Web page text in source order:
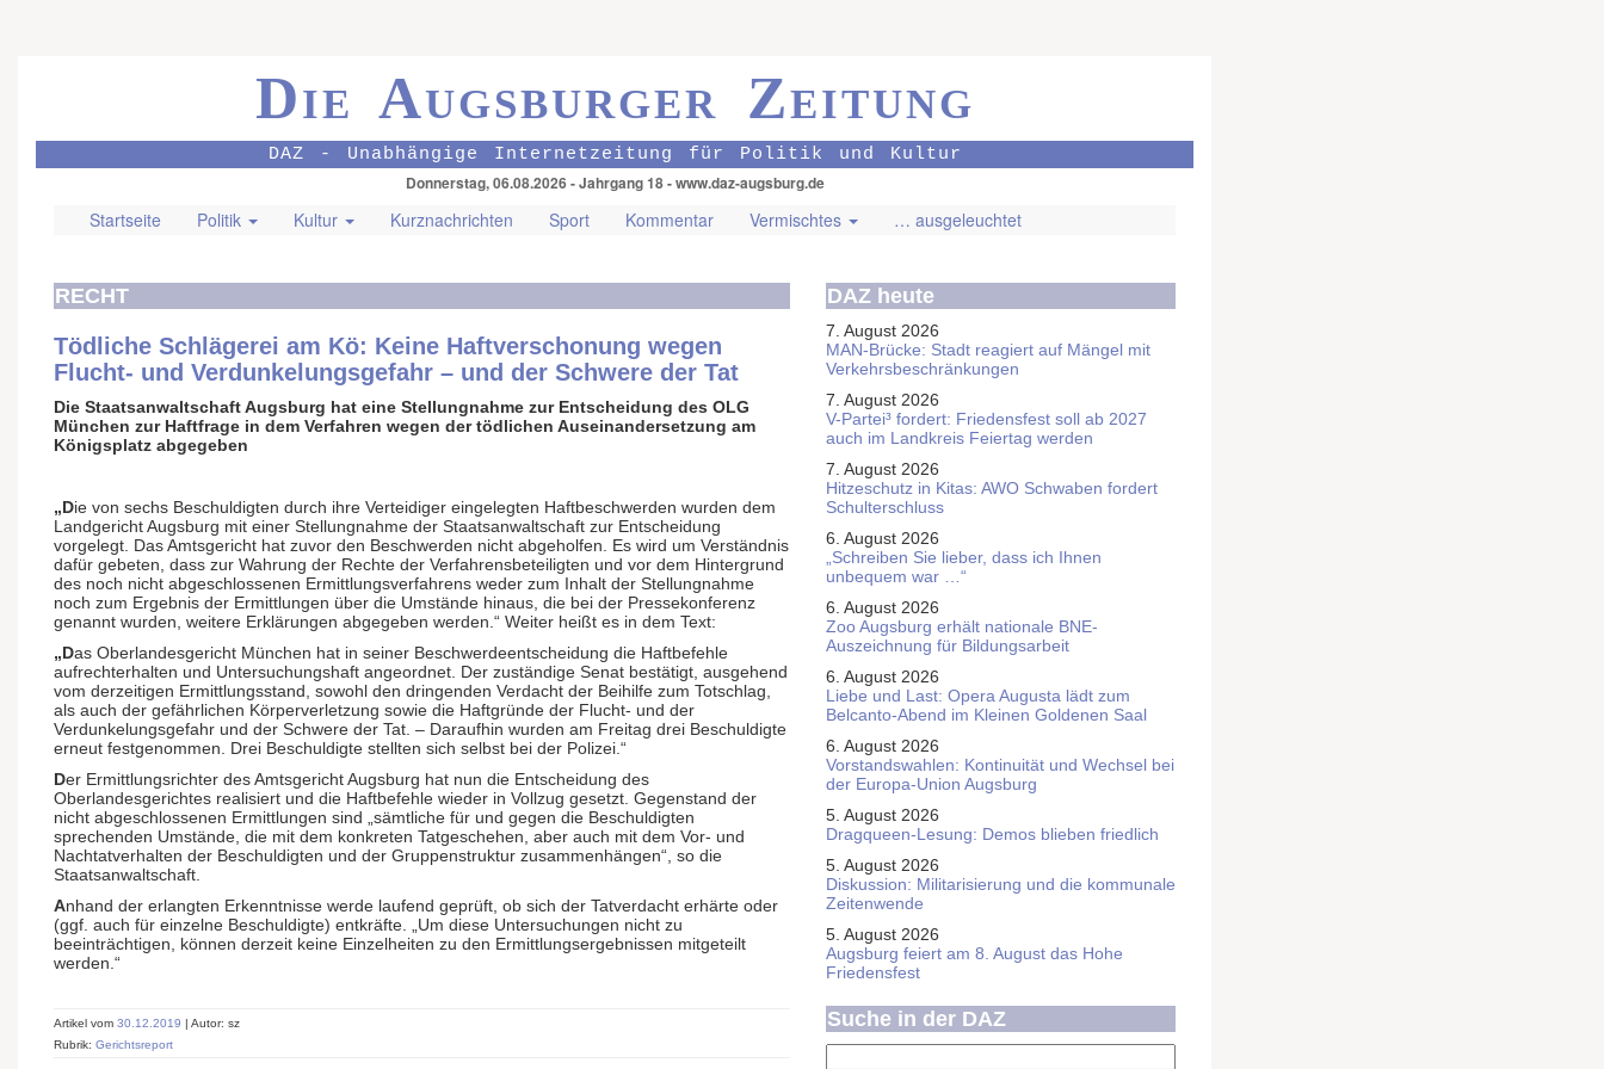
Die Augsburger Zeitung
DAZ - Unabhängige Internetzeitung für Politik und Kultur
Donnerstag, 06.08.2026 - Jahrgang 18 - www.daz-augsburg.de
Startseite Politik Kultur Kurznachrichten Sport Kommentar Vermischtes … ausgeleuchtet
RECHT
Tödliche Schlägerei am Kö: Keine Haftverschonung wegen
Flucht- und Verdunkelungsgefahr – und der Schwere der Tat
Die Staatsanwaltschaft Augsburg hat eine Stellungnahme zur Entscheidung des OLG
München zur Haftfrage in dem Verfahren wegen der tödlichen Auseinandersetzung am
Königsplatz abgegeben
„Die von sechs Beschuldigten durch ihre Verteidiger eingelegten Haftbeschwerden wurden dem
Landgericht Augsburg mit einer Stellungnahme der Staatsanwaltschaft zur Entscheidung
vorgelegt. Das Amtsgericht hat zuvor den Beschwerden nicht abgeholfen. Es wird um Verständnis
dafür gebeten, dass zur Wahrung der Rechte der Verfahrensbeteiligten und vor dem Hintergrund
des noch nicht abgeschlossenen Ermittlungsverfahrens weder zum Inhalt der Stellungnahme
noch zum Ergebnis der Ermittlungen über die Umstände hinaus, die bei der Pressekonferenz
genannt wurden, weitere Erklärungen abgegeben werden.“ Weiter heißt es in dem Text:
„Das Oberlandesgericht München hat in seiner Beschwerdeentscheidung die Haftbefehle
aufrechterhalten und Untersuchungshaft angeordnet. Der zuständige Senat bestätigt, ausgehend
vom derzeitigen Ermittlungsstand, sowohl den dringenden Verdacht der Beihilfe zum Totschlag,
als auch der gefährlichen Körperverletzung sowie die Haftgründe der Flucht- und der
Verdunkelungsgefahr und der Schwere der Tat. – Daraufhin wurden am Freitag drei Beschuldigte
erneut festgenommen. Drei Beschuldigte stellten sich selbst bei der Polizei.“
Der Ermittlungsrichter des Amtsgericht Augsburg hat nun die Entscheidung des
Oberlandesgerichtes realisiert und die Haftbefehle wieder in Vollzug gesetzt. Gegenstand der
nicht abgeschlossenen Ermittlungen sind „sämtliche für und gegen die Beschuldigten
sprechenden Umstände, die mit dem konkreten Tatgeschehen, aber auch mit dem Vor- und
Nachtatverhalten der Beschuldigten und der Gruppenstruktur zusammenhängen“, so die
Staatsanwaltschaft.
Anhand der erlangten Erkenntnisse werde laufend geprüft, ob sich der Tatverdacht erhärte oder
(ggf. auch für einzelne Beschuldigte) entkräfte. „Um diese Untersuchungen nicht zu
beeinträchtigen, können derzeit keine Einzelheiten zu den Ermittlungsergebnissen mitgeteilt
werden.“
Artikel vom 30.12.2019 | Autor: sz
Rubrik: Gerichtsreport
DAZ heute
7. August 2026
MAN-Brücke: Stadt reagiert auf Mängel mit
Verkehrsbeschränkungen
7. August 2026
V-Partei­³ fordert: Friedens­fest soll ab 2027
auch im Land­kreis Feier­tag werden
7. August 2026
Hitzeschutz in Kitas: AWO Schwaben fordert
Schulterschluss
6. August 2026
„Schreiben Sie lieber, dass ich Ihnen
unbequem war …“
6. August 2026
Zoo Augsburg erhält nationale BNE-
Auszeichnung für Bildungsarbeit
6. August 2026
Liebe und Last: Opera Augusta lädt zum
Belcanto-Abend im Kleinen Goldenen Saal
6. August 2026
Vorstandswahlen: Kontinuität und Wechsel bei
der Europa-Union Augsburg
5. August 2026
Dragqueen-Lesung: Demos blieben friedlich
5. August 2026
Diskussion: Mi­li­ta­ri­sie­rung und die kommunale
Zeitenwende
5. August 2026
Augsburg feiert am 8. August das Hohe
Friedensfest
Suche in der DAZ